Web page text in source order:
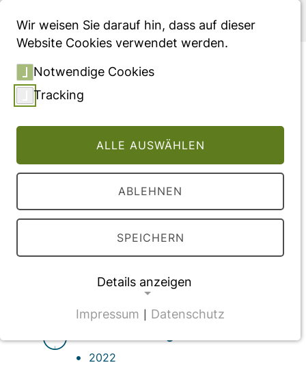
Menü
Versorgungssituation von
Parkinson-Patienten in
Sachsen - Eine
sekundärdatenbasierte
Analyse der
Inanspruchnahme im
Beobachtungszeitraum
2011 bis 2019
Vollversion des Beitrages
2022
Wir weisen Sie darauf hin, dass auf dieser
Website Cookies verwendet werden.
Notwendige Cookies
Tracking
ALLE AUSWÄHLEN
ABLEHNEN
SPEICHERN
Details anzeigen
NOTWENDIGE COOKIES
CMS Cookie
Impressum Datenschutz